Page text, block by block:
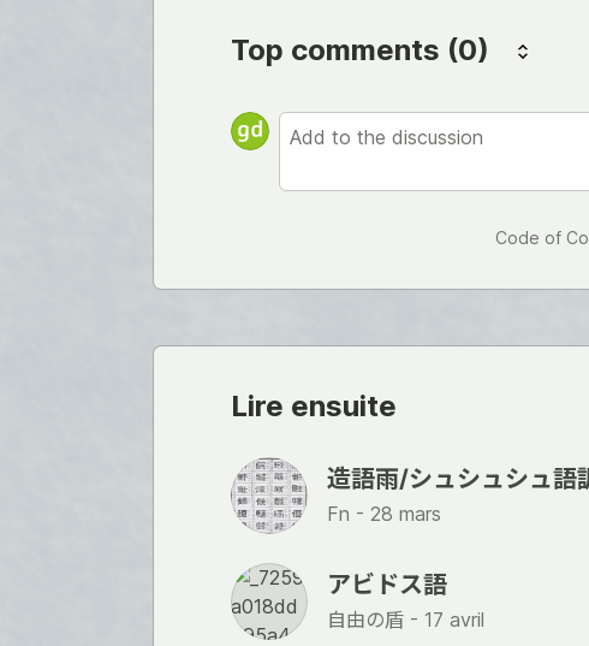
Top comments (0)
Code of
Lire ensuite
造語雨/シュシュシュ語
Fn - 28 mars
アビドス語
自由の盾 - 17 avril